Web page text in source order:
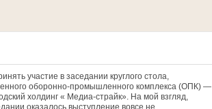
участие в заседании круглого стола,
оборонно-промышленного комплекса (ОПК) —
холдинг « Медиа-страйк». На мой взгляд,
оказалось выступление вовсе не